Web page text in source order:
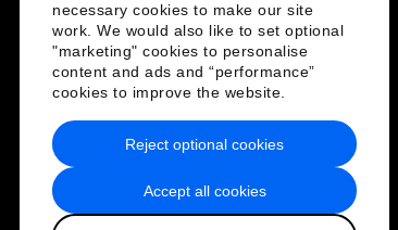
necessary cookies to make our site
work. We would also like to set optional
"marketing" cookies to personalise
content and ads and “performance”
cookies to improve the website.
Accept all cookies
Reject optional cookies